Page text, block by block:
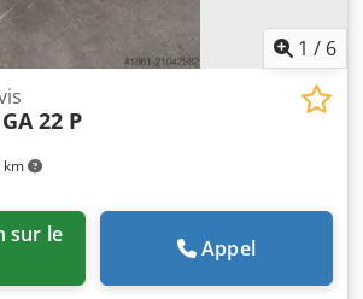
1 / 6
km
GA 22 P
Appel